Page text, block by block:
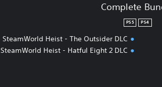
Complete
PS4
PS5
SteamWorld Heist - The Outsider DLC
SteamWorld Heist - Hatful Eight 2 DLC